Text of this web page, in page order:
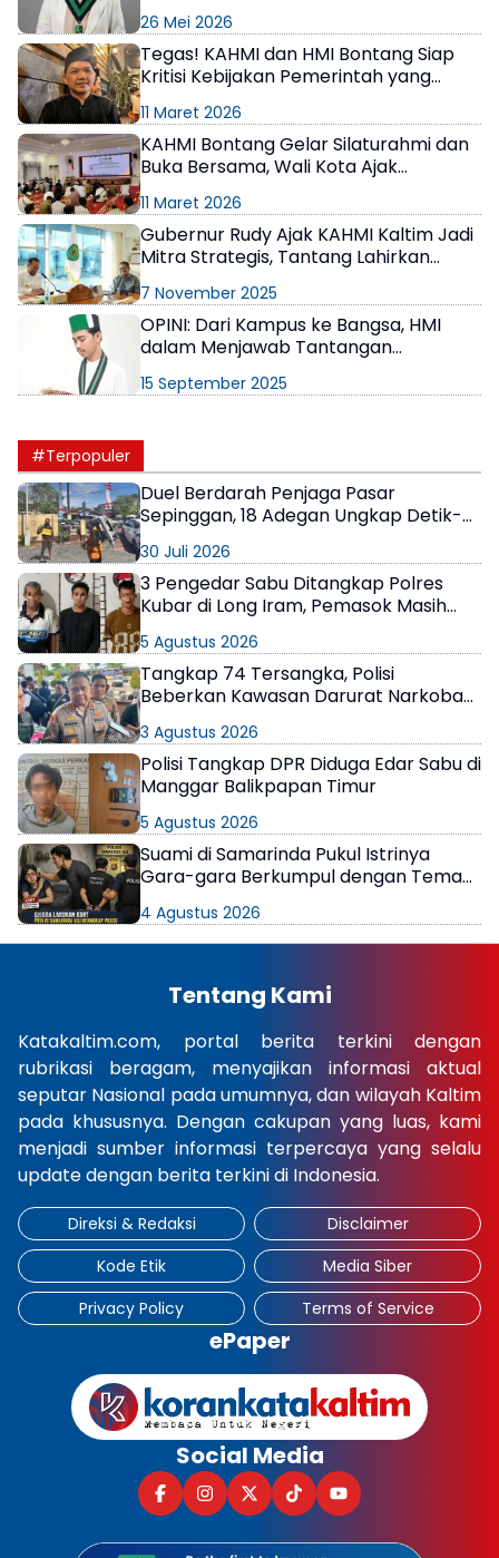
26 Mei 2026
Tegas! KAHMI dan HMI Bontang Siap
Kritisi Kebijakan Pemerintah yang
11 Maret 2026
KAHMI Bontang Gelar Silaturahmi dan
Buka Bersama, Wali Kota Ajak
11 Maret 2026
Gubernur Rudy Ajak KAHMI Kaltim Jadi
Mitra Strategis, Tantang Lahirkan
7 November 2025
OPINI: Dari Kampus ke Bangsa, HMI
dalam Menjawab Tantangan
15 September 2025
#Terpopuler
Duel Berdarah Penjaga Pasar
Sepinggan, 18 Adegan Ungkap Detik-
30 Juli 2026
3 Pengedar Sabu Ditangkap Polres
Kubar di Long Iram, Pemasok Masih
5 Agustus 2026
Tangkap 74 Tersangka, Polisi
Beberkan Kawasan Darurat Narkoba
3 Agustus 2026
Polisi Tangkap DPR Diduga Edar Sabu di
Manggar Balikpapan Timur
5 Agustus 2026
Suami di Samarinda Pukul Istrinya
Gara-gara Berkumpul dengan Teman
4 Agustus 2026
Tentang Kami
Katakaltim.com, portal berita terkini dengan
rubrikasi beragam, menyajikan informasi aktual
seputar Nasional pada umumnya, dan wilayah Kaltim
pada khususnya. Dengan cakupan yang luas, kami
menjadi sumber informasi terpercaya yang selalu
update dengan berita terkini di Indonesia.
Direksi & Redaksi
Disclaimer
Kode Etik
Media Siber
Privacy Policy
Terms of Service
ePaper
Social Media